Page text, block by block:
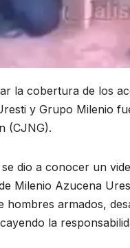
la cobertura de los
y Grupo Milenio
(CJNG).
se dio a conocer un
Milenio Azucena
hombres armados,
la